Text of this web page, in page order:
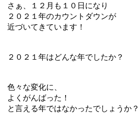
さぁ、１２月も１０日になり
２０２１年のカウントダウンが
近づいてきています！
２０２１年はどんな年でしたか？
色々な変化に、
よくがんばった！
と言える年ではなかったでしょうか？